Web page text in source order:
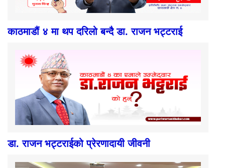
काठमाडौं ४ मा थप दरिलो बन्दै डा. राजन भट्टराई
डा. राजन भट्टराईको प्रेरणादायी जीवनी